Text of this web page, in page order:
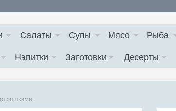
Салаты Супы Мясо Рыба
Напитки Заготовки Десерты